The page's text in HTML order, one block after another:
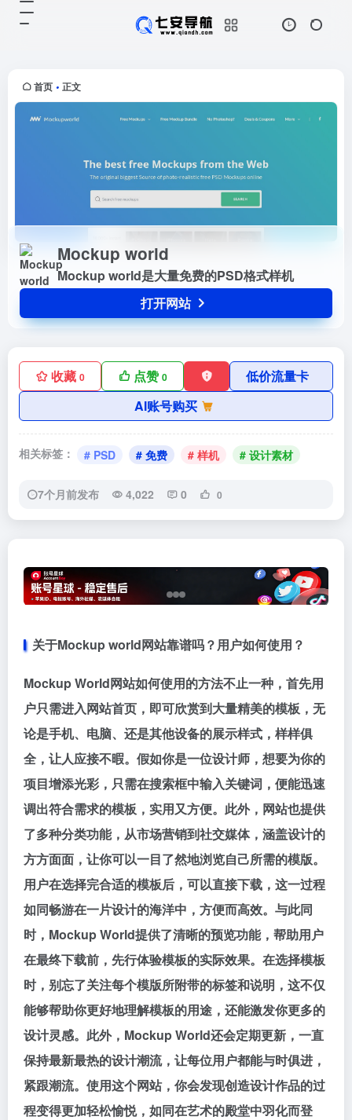
首页 • 正文
Mockup world
Mockup world是大量免费的PSD格式样机
打开网站
收藏 0 点赞0
低价流量卡
AI账号购买
相关标签： # PSD # 免费 # 样机 # 设计素材
7个月前发布 4,022 0 0
关于Mockup world网站靠谱吗？用户如何使用？
Mockup World网站如何使用的方法不止一种，首先用
户只需进入网站首页，即可欣赏到大量精美的模板，无
论是手机、电脑、还是其他设备的展示样式，样样俱
全，让人应接不暇。假如你是一位设计师，想要为你的
项目增添光彩，只需在搜索框中输入关键词，便能迅速
调出符合需求的模板，实用又方便。此外，网站也提供
了多种分类功能，从市场营销到社交媒体，涵盖设计的
方方面面，让你可以一目了然地浏览自己所需的模版。
用户在选择完合适的模板后，可以直接下载，这一过程
如同畅游在一片设计的海洋中，方便而高效。与此同
时，Mockup World提供了清晰的预览功能，帮助用户
在最终下载前，先行体验模板的实际效果。在选择模板
时，别忘了关注每个模版所附带的标签和说明，这不仅
能够帮助你更好地理解模板的用途，还能激发你更多的
设计灵感。此外，Mockup World还会定期更新，一直
保持最新最热的设计潮流，让每位用户都能与时俱进，
紧跟潮流。使用这个网站，你会发现创造设计作品的过
程变得更加轻松愉悦，如同在艺术的殿堂中羽化而登